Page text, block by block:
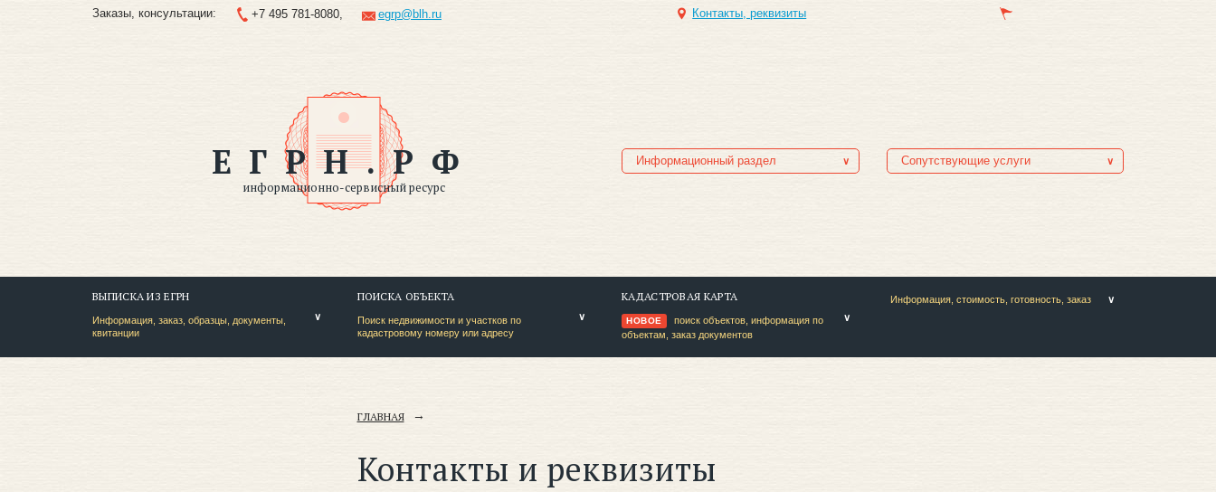
Заказы, консультации: +7 495 781-8080, egrp@blh.ru Контакты, реквизиты
ЕГРН.РФ
информационно-сервисный ресурс
Информационный раздел Сопутствующие услуги
ВЫПИСКА ИЗ ЕГРН
Информация, заказ, образцы, документы,
квитанции
ПОИСКА ОБЪЕКТА
Поиск недвижимости и участков по
кадастровому номеру или адресу
КАДАСТРОВАЯ КАРТА
НОВОЕ
поиск объектов, информация по
объектам, заказ документов
Информация, стоимость, готовность, заказ
ГЛАВНАЯ
Контакты и реквизиты